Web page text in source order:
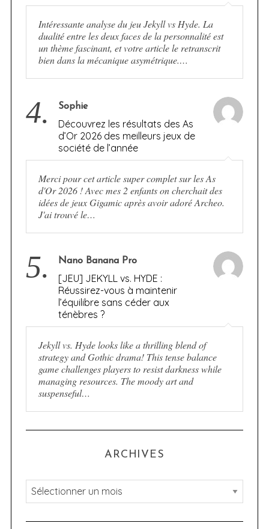
Intéressante analyse du jeu Jekyll vs Hyde. La
dualité entre les deux faces de la personnalité est
un thème fascinant, et votre article le retranscrit
bien dans la mécanique asymétrique.…
4. Sophie
Découvrez les résultats des As
d’Or 2026 des meilleurs jeux de
société de l’année
Merci pour cet article super complet sur les As
d'Or 2026 ! Avec mes 2 enfants on cherchait des
idées de jeux Gigamic après avoir adoré Archeo.
J'ai trouvé le…
5. Nano Banana Pro
[JEU] JEKYLL vs. HYDE :
Réussirez-vous à maintenir
l’équilibre sans céder aux
ténèbres ?
Jekyll vs. Hyde looks like a thrilling blend of
strategy and Gothic drama! This tense balance
game challenges players to resist darkness while
managing resources. The moody art and
suspenseful…
ARCHIVES
A
r
c